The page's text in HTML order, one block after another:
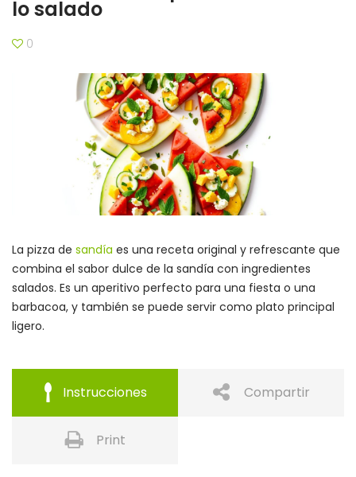
lo salado
0
La pizza de sandía es una receta original y refrescante que
combina el sabor dulce de la sandía con ingredientes
salados. Es un aperitivo perfecto para una fiesta o una
barbacoa, y también se puede servir como plato principal
ligero.
Instrucciones Compartir
Print